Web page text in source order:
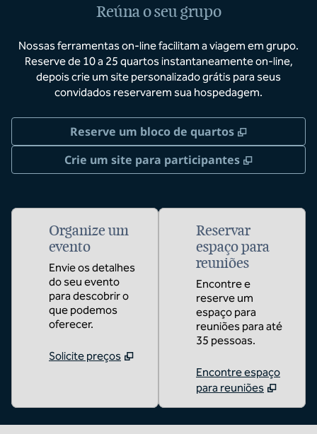
Reúna o seu grupo
Nossas ferramentas on-line facilitam a viagem em grupo.
Reserve de 10 a 25 quartos instantaneamente on-line,
depois crie um site personalizado grátis para seus
convidados reservarem sua hospedagem.
Reserve um bloco de quartos ,
Crie um site para participantes
,
Organize um
evento
Envie os detalhes
do seu evento
para descobrir o
que podemos
oferecer.
Solicite preços
Reservar
espaço para
reuniões
Encontre e
reserve um
espaço para
reuniões para até
35 pessoas.
Encontre espaço
para reuniões